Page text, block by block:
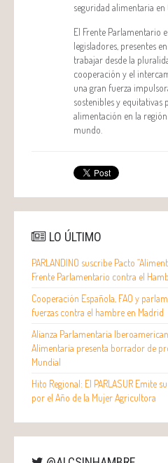
seguridad alimentaria en
El Frente Parlamentario
legisladores, presentes
trabajar desde la
cooperación y el
una gran fuerza
sostenibles y equitativas
alimentación en la
mundo.
LO ÚLTIMO
PARLANDINO suscribe Pacto
Frente Parlamentario contra el
Cooperación Española, FAO y
fuerzas contra el hambre en Madrid
Alianza Parlamentaria
Alimentaria presenta borrador de
Mundial
Hito Regional: El PARLASUR Emite
por el Año de la Mujer Agricultora